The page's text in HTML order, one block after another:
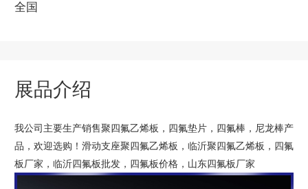
全国
展品介绍
我公司主要生产销售聚四氟乙烯板，四氟垫片，四氟棒，尼龙棒产
品，欢迎选购！滑动支座聚四氟乙烯板，临沂聚四氟乙烯板，四氟
板厂家，临沂四氟板批发，四氟板价格，山东四氟板厂家